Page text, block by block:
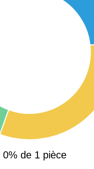
15 155 €
4 284 €
3 382 €
0% de 1 pièce